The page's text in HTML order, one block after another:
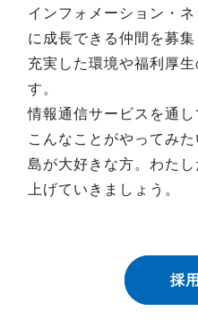
インフォメーション・
に成長できる仲間を募集
充実した環境や福利厚
す。
情報通信サービスを通し
こんなことがやってみ
島が大好きな方。わた
上げていきましょう。
採